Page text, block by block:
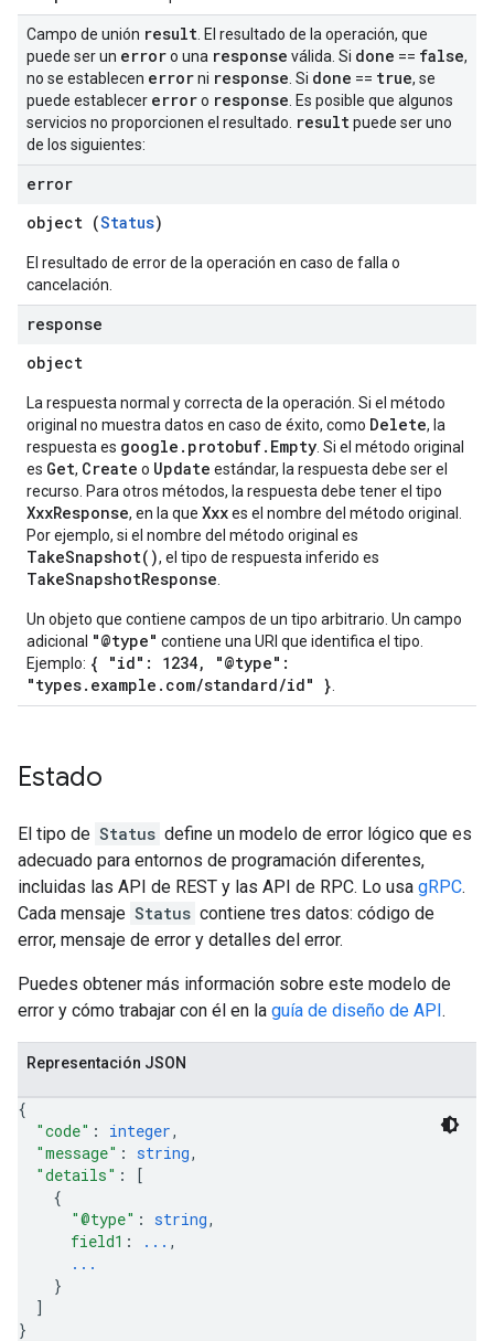
Campo de unión result . El resultado de la operación, que
puede ser un erroro una response válida. Si done == false,
no se establecen errorni response . Si done == true, se
puede establecer erroro response . Es posible que algunos
servicios no proporcionen el resultado. resultpuede ser uno
de los siguientes:
error
object (Status)
El resultado de error de la operación en caso de falla o
cancelación.
response
object
La respuesta normal y correcta de la operación. Si el método
original no muestra datos en caso de éxito, como Delete, la
respuesta es google.protobuf.Empty . Si el método original
es Get, Create o Update estándar, la respuesta debe ser el
recurso. Para otros métodos, la respuesta debe tener el tipo
XxxResponse, en la que Xxxes el nombre del método original.
Por ejemplo, si el nombre del método original es
TakeSnapshot(), el tipo de respuesta inferido es
TakeSnapshotResponse
Un objeto que contiene campos de un tipo arbitrario. Un campo
adicional "@type" contiene una URI que identifica el tipo.
Ejemplo: { "id": 1234, "@type":
"types.example.com/standard/id" }
Estado
El tipo de Status define un modelo de error lógico que es
adecuado para entornos de programación diferentes,
incluidas las API de REST y las API de RPC. Lo usa gRPC.
Cada mensaje Status contiene tres datos: código de
error, mensaje de error y detalles del error.
Puedes obtener más información sobre este modelo de
error y cómo trabajar con él en la guía de diseño de API.
Representación JSON
{
"code" : integer,
"message" : string,
"details" :
[
{
"@type" : string,
field1 : ... ,
...
}
]
}